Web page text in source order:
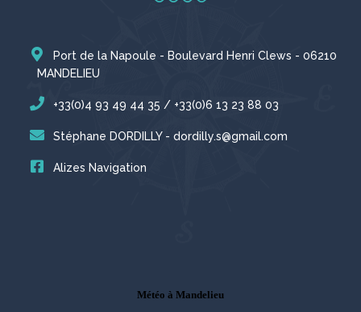
Port de la Napoule - Boulevard Henri Clews - 06210
MANDELIEU
+33(0)4 93 49 44 35 / +33(0)6 13 23 88 03
Stéphane DORDILLY - dordilly.s@gmail.com
Alizes Navigation
Météo à Mandelieu